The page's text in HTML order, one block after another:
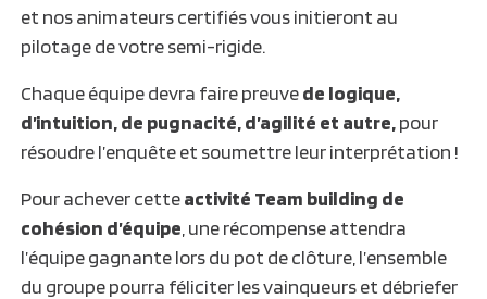
et nos animateurs certifiés vous initieront au
pilotage de votre semi-rigide.
Chaque équipe devra faire preuvede logique,
d’intuition, de pugnacité, d’agilité et autre,pour
résoudre l’enquête et soumettre leur interprétation !
Pour achever cetteactivité Team building de
cohésion d’équipe , une récompense attendra
l’équipe gagnante lors du pot de clôture, l’ensemble
du groupe pourra féliciter les vainqueurs et débriefer